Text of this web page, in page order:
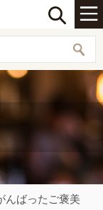
んばったご褒美